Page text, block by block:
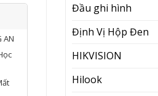
Đầu ghi hình
Định Vị Hộp Đen
HIKVISION
Hilook
AN